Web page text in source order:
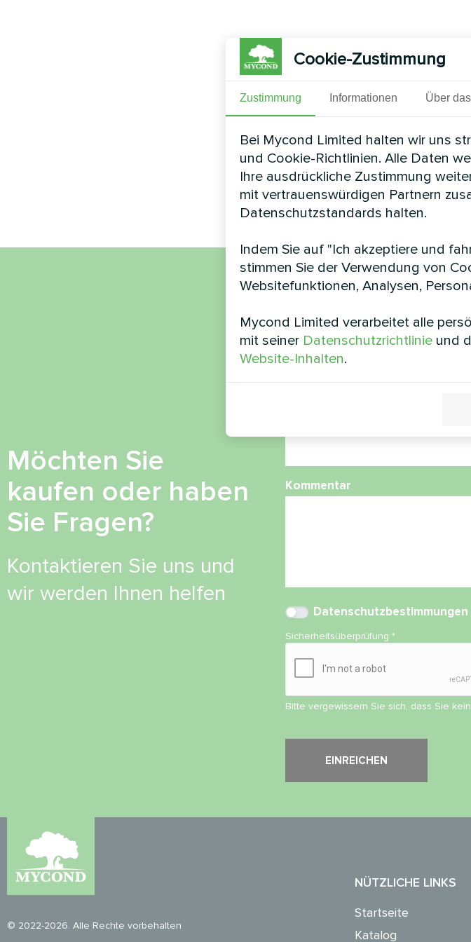
Möchten Sie
kaufen oder haben
Sie Fragen?
Kontaktieren Sie uns und
wir werden Ihnen helfen
Name
Rufnummer
Kommentar
Datenschutzbestimmungen
Sicherheitsüberprüfung*
Bitte vergewissern Sie sich, dass Sie
© 2022-2026. Alle Rechte vorbehalten
NÜTZLICHE LINKS
Startseite
Katalog
Cookie-Zustimmung
Zustimmung Informationen Über
Bei Mycond Limited halten wir uns
und Cookie-Richtlinien. Alle Daten
Ihre ausdrückliche Zustimmung
mit vertrauenswürdigen Partnern
Datenschutzstandards halten.
Indem Sie auf "Ich akzeptiere und
stimmen Sie der Verwendung von
Websitefunktionen, Analysen,
Mycond Limited verarbeitet alle
mit seiner Datenschutzrichtlinie und
Website-Inhalten.